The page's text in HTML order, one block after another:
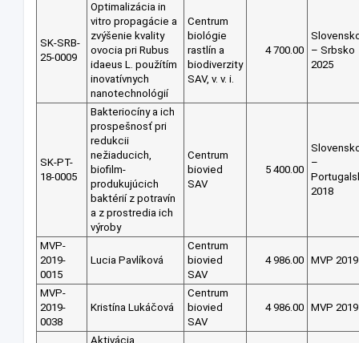
SK-SRB-
25-0009
Optimalizácia in
vitro propagácie a
zvýšenie kvality
ovocia pri Rubus
idaeus L. použítím
inovatívnych
nanotechnológií
Centrum
biológie
rastlín a
biodiverzity
SAV, v. v. i.
4 700.00
– Srbsko
2025
SK-PT-
18-0005
Bakteriocíny a ich
prospešnosť pri
redukcii
nežiaducich,
biofilm-
produkujúcich
baktérií z potravín
a z prostredia ich
výroby
Centrum
biovied
SAV
5 400.00
–
2018
MVP-
2019-
0015
Lucia Pavlíková
Centrum
biovied
SAV
4 986.00 MVP 2019
MVP-
2019-
0038
Kristína Lukáčová
Centrum
biovied
SAV
4 986.00 MVP 2019
Aktivácia